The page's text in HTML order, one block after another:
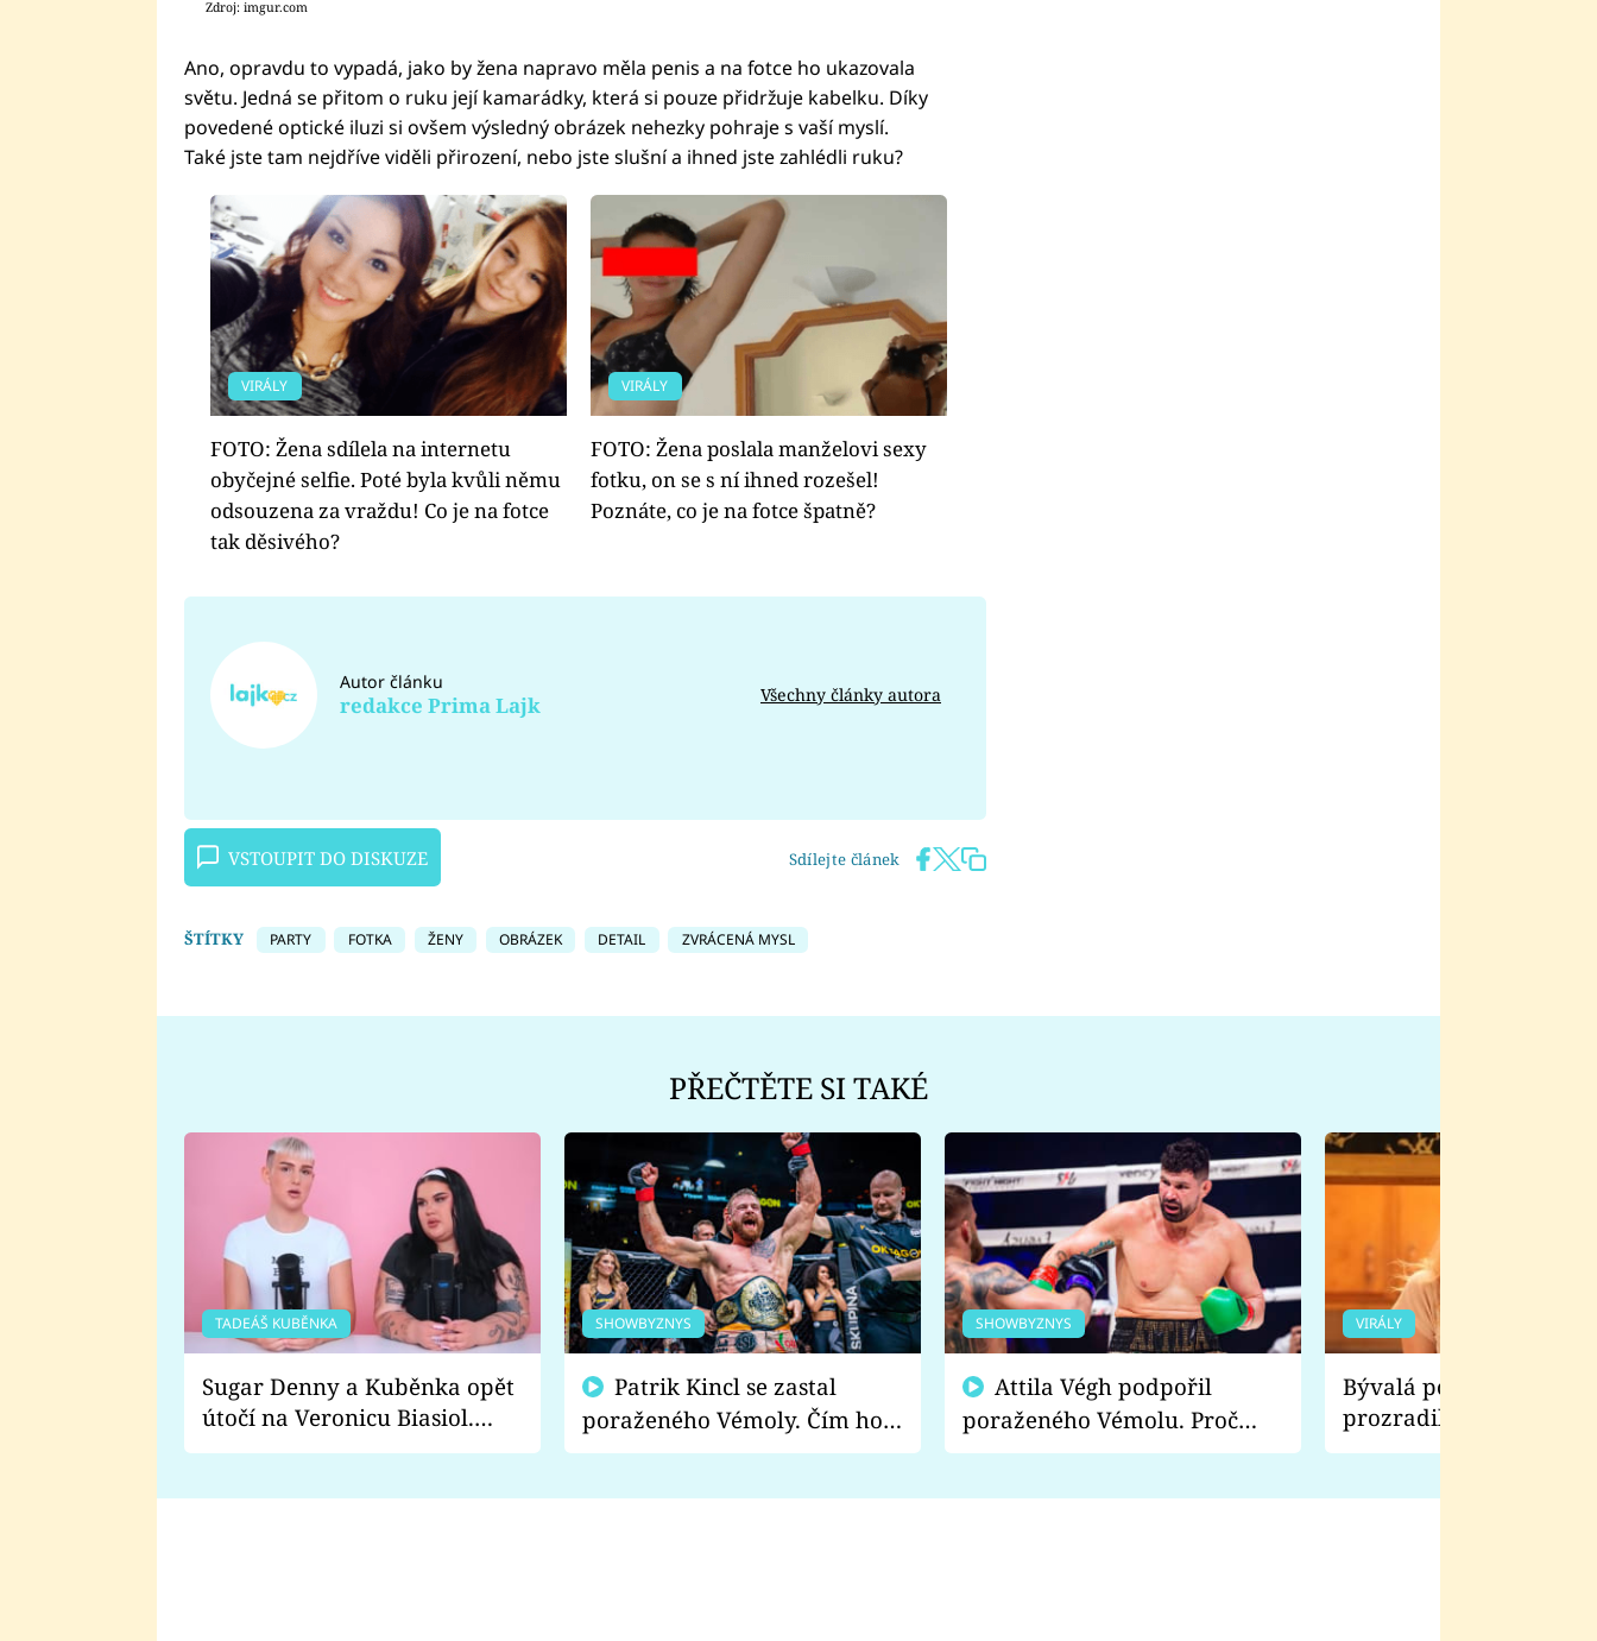
Zdroj: imgur.com
Ano, opravdu to vypadá, jako by žena napravo měla penis a na fotce ho ukazovala
světu. Jedná se přitom o ruku její kamarádky, která si pouze přidržuje kabelku. Díky
povedené optické iluzi si ovšem výsledný obrázek nehezky pohraje s vaší myslí.
Také jste tam nejdříve viděli přirození, nebo jste slušní a ihned jste zahlédli ruku?
VIRÁLY
FOTO: Žena sdílela na internetu
obyčejné selfie. Poté byla kvůli němu
odsouzena za vraždu! Co je na fotce
tak děsivého?
VIRÁLY
FOTO: Žena poslala manželovi sexy
fotku, on se s ní ihned rozešel!
Poznáte, co je na fotce špatně?
Autor článku
redakce Prima Lajk Všechny články autora
VSTOUPIT DO DISKUZE Sdílejte článek
ŠTÍTKY PARTY FOTKA ŽENY OBRÁZEK DETAIL ZVRÁCENÁ MYSL
PŘEČTĚTE SI TAKÉ
TADEÁŠ KUBĚNKA
Sugar Denny a Kuběnka opět
útočí na Veronicu Biasiol.
Proč je podle nich falešná a
SHOWBYZNYS
poraženého Vémoly. Čím ho
fanoušci naštvali?
SHOWBYZNYS
poraženého Vémolu. Proč
chce raději zápasit s ním než
VIRÁLY
Bývalá pornoherečka
prozradila, co ji
natáčení Euforie.